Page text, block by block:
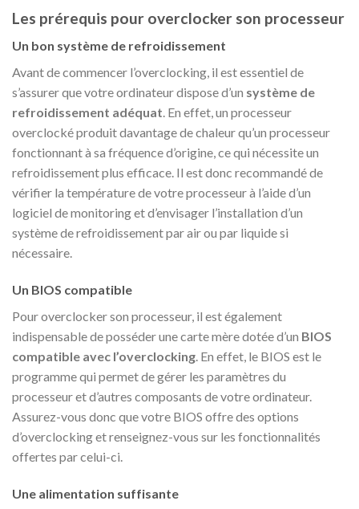
Les prérequis pour overclocker son processeur
Un bon système de refroidissement
Avant de commencer l’overclocking, il est essentiel de
s’assurer que votre ordinateur dispose d’un système de
refroidissement adéquat. En effet, un processeur
overclocké produit davantage de chaleur qu’un processeur
fonctionnant à sa fréquence d’origine, ce qui nécessite un
refroidissement plus efficace. Il est donc recommandé de
vérifier la température de votre processeur à l’aide d’un
logiciel de monitoring et d’envisager l’installation d’un
système de refroidissement par air ou par liquide si
nécessaire.
Un BIOS compatible
Pour overclocker son processeur, il est également
indispensable de posséder une carte mère dotée d’un BIOS
compatible avec l’overclocking. En effet, le BIOS est le
programme qui permet de gérer les paramètres du
processeur et d’autres composants de votre ordinateur.
Assurez-vous donc que votre BIOS offre des options
d’overclocking et renseignez-vous sur les fonctionnalités
offertes par celui-ci.
Une alimentation suffisante